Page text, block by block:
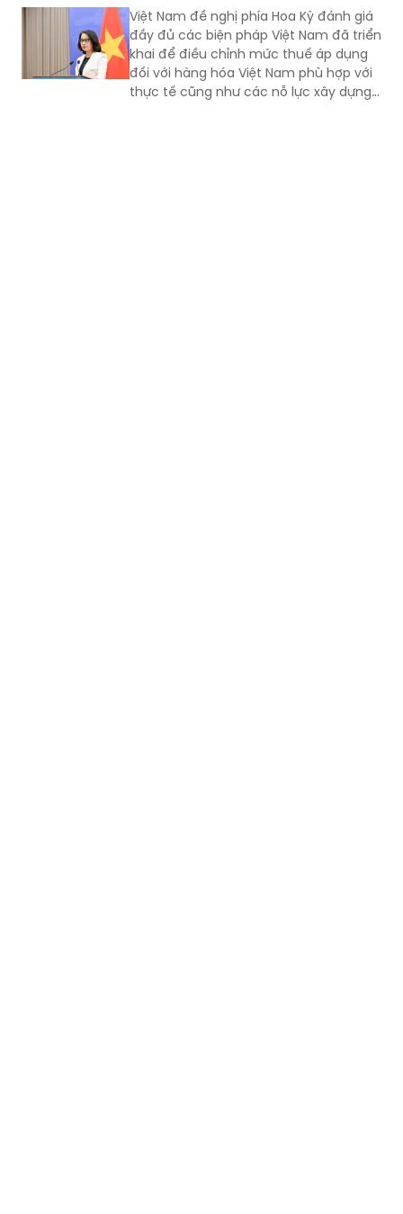
Việt Nam đề nghị phía Hoa Kỳ đánh giá
đầy đủ các biện pháp Việt Nam đã triển
khai để điều chỉnh mức thuế áp dụng
đối với hàng hóa Việt Nam phù hợp với
thực tế cũng như các nỗ lực xây dựng